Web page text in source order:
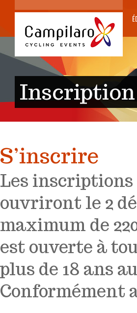
Inscription
S’inscrire
Les inscriptions
ouvriront le 2
maximum de
est ouverte à
plus de 18 ans
Conformément